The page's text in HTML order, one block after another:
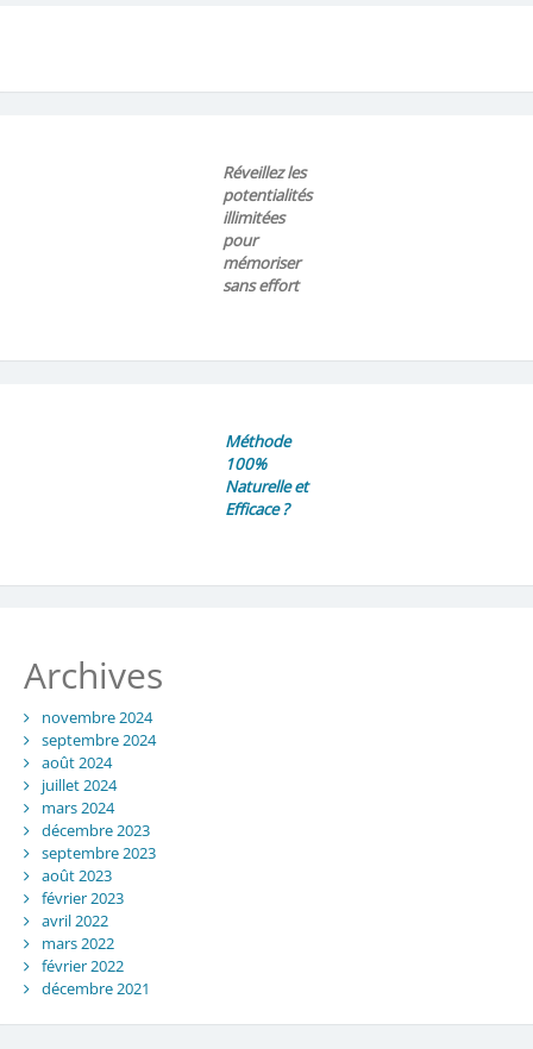
Réveillez les
potentialités
illimitées
pour
mémoriser
sans effort
Méthode
100%
Naturelle et
Efficace ?
Archives
novembre 2024
septembre 2024
août 2024
juillet 2024
mars 2024
décembre 2023
septembre 2023
août 2023
février 2023
avril 2022
mars 2022
février 2022
décembre 2021